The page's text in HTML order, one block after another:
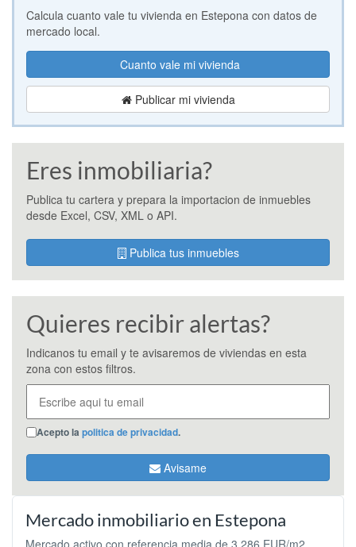
Calcula cuanto vale tu vivienda en Estepona con datos de
mercado local.
Cuanto vale mi vivienda
Publicar mi vivienda
Eres inmobiliaria?
Publica tu cartera y prepara la importacion de inmuebles
desde Excel, CSV, XML o API.
Publica tus inmuebles
Quieres recibir alertas?
Indicanos tu email y te avisaremos de viviendas en esta
zona con estos filtros.
Acepto la politica de privacidad.
Avisame
Mercado inmobiliario en Estepona
Mercado activo con referencia media de 3.286 EUR/m2.